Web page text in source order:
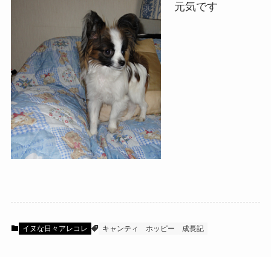
元気です
イヌな日々アレコレ キャンティ ホッピー 成長記